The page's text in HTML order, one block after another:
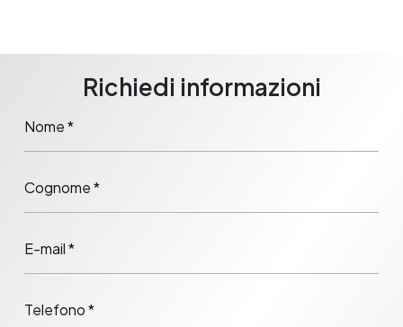
Richiedi informazioni
Nome *
Cognome *
E-mail *
Telefono *